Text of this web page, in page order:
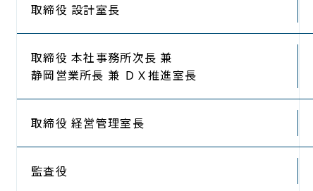
取締役 設計室長
取締役本社事務所次長 兼
静岡営業所長 兼 ＤＸ推進室長
取締役経営管理室長
監査役